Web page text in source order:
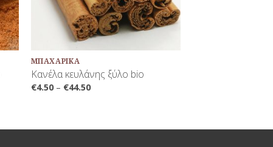
ΜΠΑΧΑΡΙΚΆ
Κανέλα κευλάνης ξύλο bio
€4.50– €44.50